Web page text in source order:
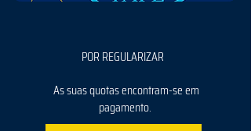
POR REGULARIZAR
As suas quotas encontram-se em
pagamento.